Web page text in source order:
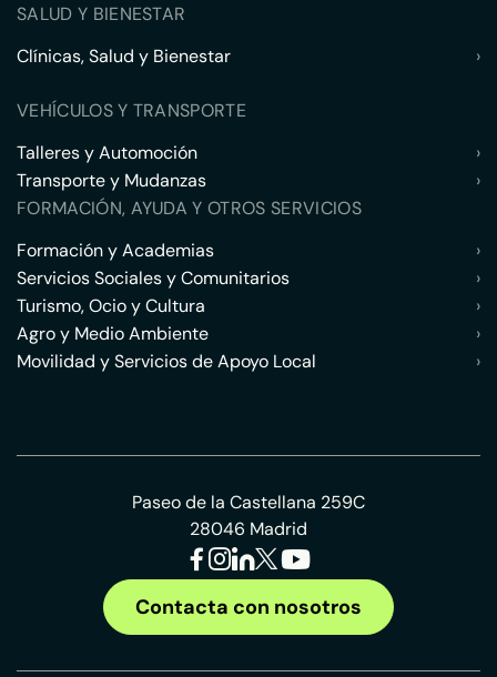
SALUD Y BIENESTAR
Clínicas, Salud y Bienestar
›
VEHÍCULOS Y TRANSPORTE
Talleres y Automoción
›
Transporte y Mudanzas
›
FORMACIÓN, AYUDA Y OTROS SERVICIOS
Formación y Academias
›
Servicios Sociales y Comunitarios
›
Turismo, Ocio y Cultura
›
Agro y Medio Ambiente
›
Movilidad y Servicios de Apoyo Local
›
Paseo de la Castellana 259C
28046 Madrid
Contacta con nosotros